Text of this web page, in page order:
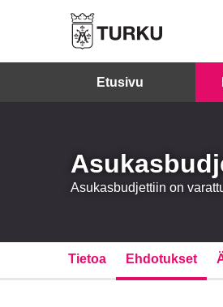
Etusivu
Asukasbudjettiin on
Tietoa Ehdotukset